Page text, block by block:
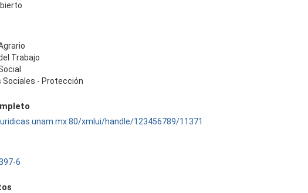
Trabajo
Sociales - Protección
xmlui/handle/123456789/11371
6